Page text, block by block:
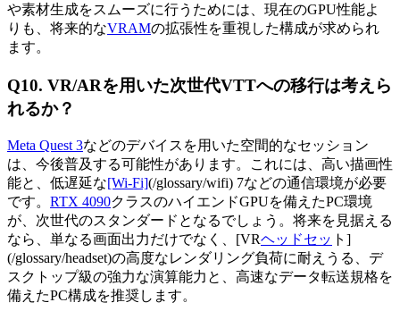
や素材生成をスムーズに行うためには、現在のGPU性能よ
りも、将来的なVRAMの拡張性を重視した構成が求められ
ます。
Q10. VR/ARを用いた次世代VTTへの移行は考えら
れるか？
Meta Quest 3などのデバイスを用いた空間的なセッション
は、今後普及する可能性があります。これには、高い描画性
能と、低遅延な[Wi-Fi](/glossary/wifi) 7などの通信環境が必要
です。 RTX 4090クラスのハイエンドGPUを備えたPC環境
が、次世代のスタンダードとなるでしょう。将来を見据える
なら、単なる画面出力だけでなく、[VRヘッドセッ ト]
(/glossary/headset)の高度なレンダリング負荷に耐えうる、デ
スクトップ級の強力な演算能力と、高速なデータ転送規格を
備えたPC構成を推奨します。